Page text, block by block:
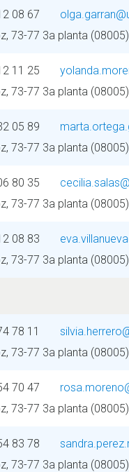
08 67
73-77 3a planta
11 25
73-77 3a planta
05 89
73-77 3a planta
80 35
73-77 3a planta
08 83
73-77 3a planta
78 11
73-77 3a planta
70 47
73-77 3a planta
83 78
73-77 3a planta